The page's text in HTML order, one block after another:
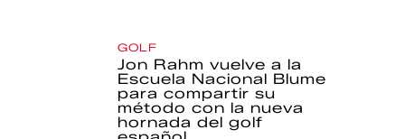
GOLF
Jon Rahm vuelve a la
Escuela Nacional Blume
para compartir su
método con la nueva
hornada del golf